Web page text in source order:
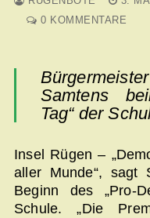
0 KOMMENTARE
Samtens
Tag“ der
Insel Rügen –
aller Munde“, sagt
Beginn des „Pro-
Schule. „Die